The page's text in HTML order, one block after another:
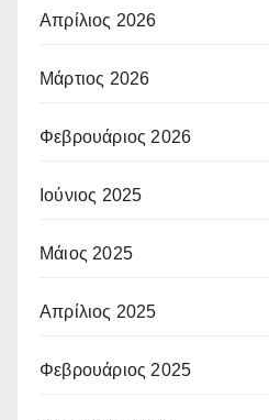
Απρίλιος 2026
Μάρτιος 2026
Φεβρουάριος 2026
Ιούνιος 2025
Μάιος 2025
Απρίλιος 2025
Φεβρουάριος 2025